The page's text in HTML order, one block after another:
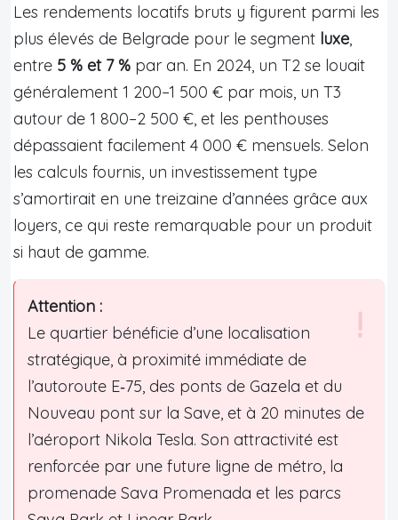
Les rendements locatifs bruts y figurent parmi les
plus élevés de Belgrade pour le segment luxe,
entre 5 % et 7 % par an. En 2024, un T2 se louait
généralement 1 200–1 500 € par mois, un T3
autour de 1 800–2 500 €, et les penthouses
dépassaient facilement 4 000 € mensuels. Selon
les calculs fournis, un investissement type
s’amortirait en une treizaine d’années grâce aux
loyers, ce qui reste remarquable pour un produit
si haut de gamme.
Attention :
Le quartier bénéficie d’une localisation
stratégique, à proximité immédiate de
l’autoroute E‑75, des ponts de Gazela et du
Nouveau pont sur la Save, et à 20 minutes de
l’aéroport Nikola Tesla. Son attractivité est
renforcée par une future ligne de métro, la
promenade Sava Promenada et les parcs